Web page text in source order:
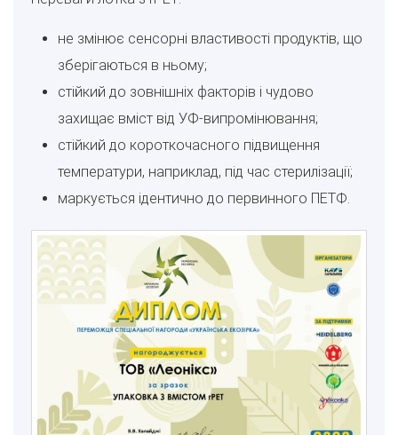
не змінює сенсорні властивості продуктів, що
зберігаються в ньому;
стійкий до зовнішніх факторів і чудово
захищає вміст від УФ-випромінювання;
стійкий до короткочасного підвищення
температури, наприклад, під час стерилізації;
маркується ідентично до первинного ПЕТФ.